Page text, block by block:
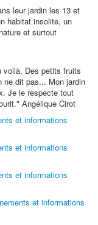
leur jardin les 13 et
habitat insolite, un
et surtout
voilà, Des petits fruits
ne dit pas... Mon jardin
Je le respecte tout
Angélique Cirot
et informations
et informations
et informations
et informations